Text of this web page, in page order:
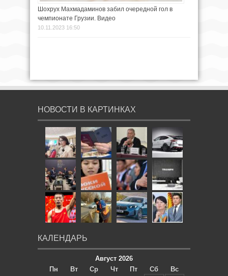
Шохрух Махмадаминов забил очередной гол в
чемпионате Грузии. Видео
10.11.2023 16:50
НОВОСТИ В КАРТИНКАХ
КАЛЕНДАРЬ
Август 2026
Пн
Вт Ср Чт Пт Сб
Вс